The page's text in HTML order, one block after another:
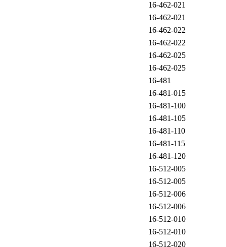
16-462-021
16-462-021
16-462-022
16-462-022
16-462-025
16-462-025
16-481
16-481-015
16-481-100
16-481-105
16-481-110
16-481-115
16-481-120
16-512-005
16-512-005
16-512-006
16-512-006
16-512-010
16-512-010
16-512-020